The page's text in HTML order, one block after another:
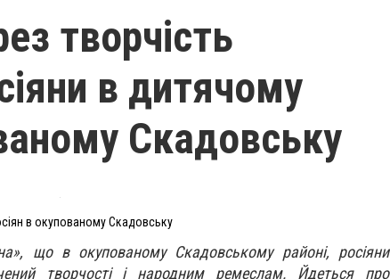
творчість
в дитячому
Скадовську
в окупованому Скадовську
що в окупованому Скадовському районі, росіяни
творчості і народним ремеслам. Йдеться про